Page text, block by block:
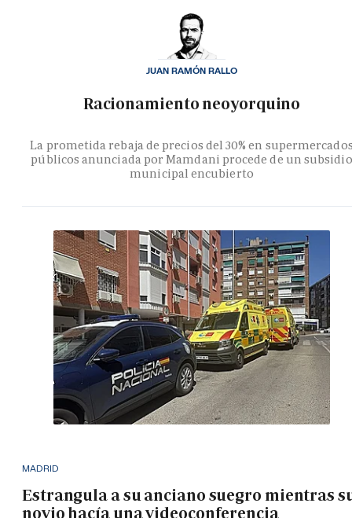
Racionamiento neoyorquino
La prometida rebaja de precios del 30% en
públicos anunciada por Mamdani procede de un subsidio
municipal encubierto
JUAN RAMÓN RALLO
MADRID
Estrangula a su anciano suegro mientras
novio hacía una videoconferencia